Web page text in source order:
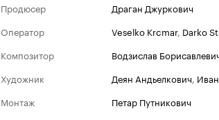
Продюсер
Драган Джуркович
Оператор
Veselko Krcmar, Darko
Композитор
Водзислав
Художник
Деян Андьелкович,
Монтаж
Петар Путникович